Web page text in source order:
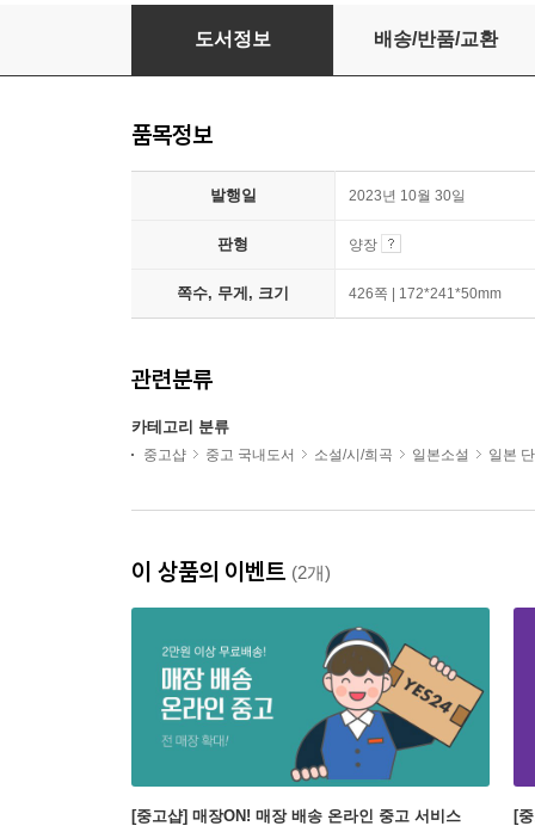
무라카미 하루키 단편 만화선 세트
도서정보 배송/반품/교환
품목정보
발행일 2023년 10월 30일
판형 양장
쪽수, 무게, 크기 426쪽 | 172*241*50mm
관련분류
카테고리 분류
중고샵 중고 국내도서 소설/시/희곡 일본소설 일본
이 상품의 이벤트 (2개)
[중고샵] 매장ON! 매장 배송 온라인 중고 서비스 [